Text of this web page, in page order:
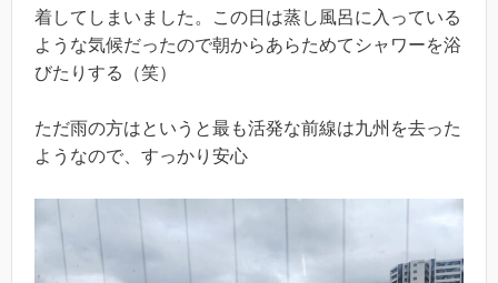
着してしまいました。この日は蒸し風呂に入っている
ような気候だったので朝からあらためてシャワーを浴
びたりする（笑）
ただ雨の方はというと最も活発な前線は九州を去った
ようなので、すっかり安心